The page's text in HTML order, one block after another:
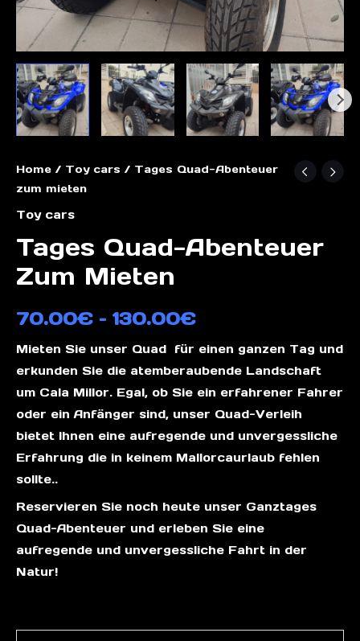
Home / Toy cars / Tages Quad-Abenteuer
zum mieten
Toy cars
Tages Quad-Abenteuer
Zum Mieten
70.00€– 130.00€
Mieten Sie unser Quad für einen ganzen Tag und
erkunden Sie die atemberaubende Landschaft
um Cala Millor. Egal, ob Sie ein erfahrener Fahrer
oder ein Anfänger sind, unser Quad-Verleih
bietet Ihnen eine aufregende und unvergessliche
Erfahrung die in keinem Mallorcaurlaub fehlen
sollte..
Reservieren Sie noch heute unser Ganztages
Quad-Abenteuer und erleben Sie eine
aufregende und unvergessliche Fahrt in der
Natur!